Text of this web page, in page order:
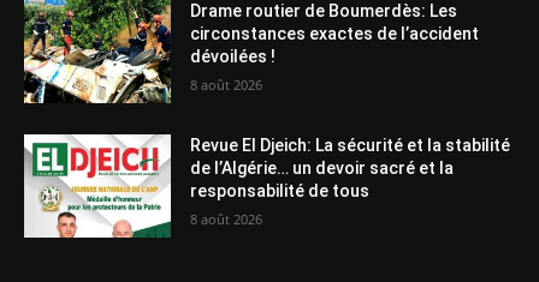
Drame routier de Boumerdès: Les
circonstances exactes de l’accident
dévoilées !
8 août 2026
Revue El Djeich: La sécurité et la stabilité
de l’Algérie… un devoir sacré et la
responsabilité de tous
8 août 2026